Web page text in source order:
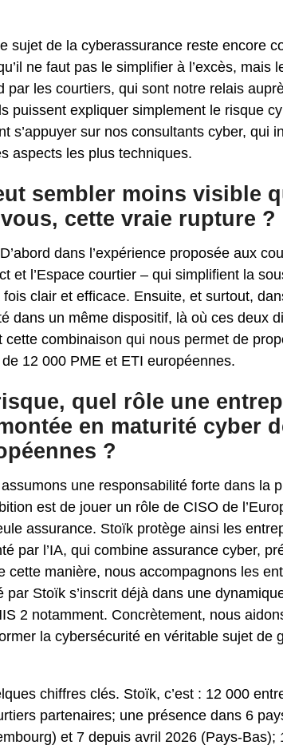
de la cyberassurance reste encore
ne faut pas le simplifier à l’excès, mais
par les courtiers, qui sont notre relais
puissent expliquer simplement le risque
s’appuyer sur nos consultants cyber, qui
aspects les plus techniques.
sembler moins visible
cette vraie rupture ?
dans l’expérience proposée aux
et l’Espace courtier – qui simplifient la
clair et efficace. Ensuite, et surtout,
dans un même dispositif, là où ces deux
combinaison qui nous permet de
12 000 PME et ETI européennes.
quel rôle une
en maturité cyber
?
une responsabilité forte dans la
est de jouer un rôle de CISO de
assurance. Stoïk protège ainsi les
par l’IA, qui combine assurance cyber,
manière, nous accompagnons les
Stoïk s’inscrit déjà dans une
2 notamment. Concrètement, nous
la cybersécurité en véritable sujet de
chiffres clés. Stoïk, c’est : 12 000
partenaires; une présence dans 6
et 7 depuis avril 2026 (Pays-Bas);